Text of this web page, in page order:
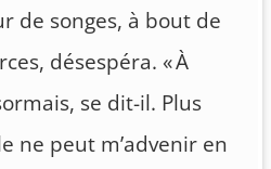
de songes, à bout de
désespéra. « À
se dit-il. Plus
ne peut m’advenir en